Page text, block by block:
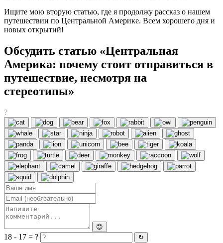
Ищите мою вторую статью, где я продолжу рассказ о нашем
путешествии по Центральной Америке. Всем хорошего дня и
новых открытий!
Обсудить статью «Центральная
Америка: почему стоит отправиться в
путешествие, несмотря на
стереотипы»
?
😊
18 - 17 = ? ↻